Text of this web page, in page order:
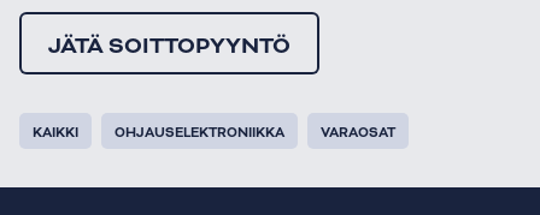
JÄTÄ SOITTOPYYNTÖ
KAIKKI OHJAUSELEKTRONIIKKA VARAOSAT